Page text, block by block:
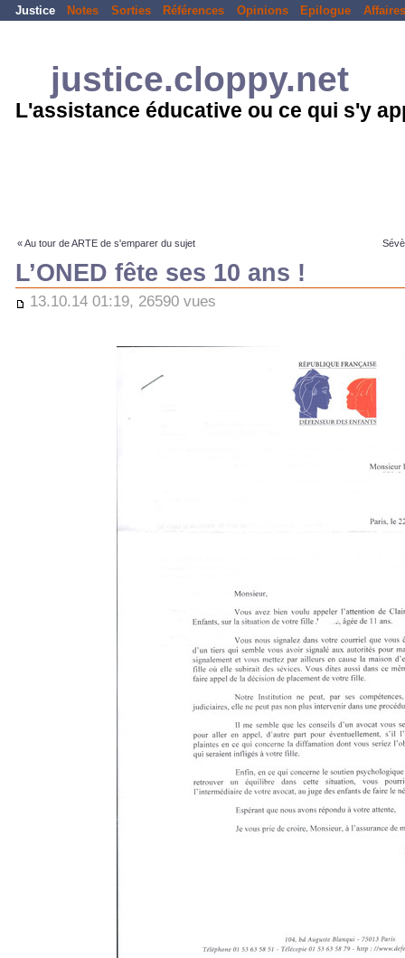
Justice Notes Sorties Références Opinions Epilogue Affaires
justice.cloppy.net
L'assistance éducative ou ce qui s'y
« Au tour de ARTE de s'emparer du sujet
L’ONED fête ses 10 ans !
13.10.14 01:19, 26590 vues